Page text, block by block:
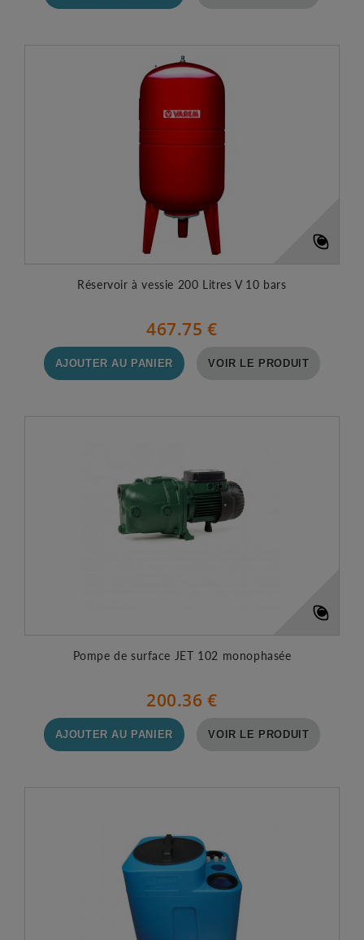
Réservoir à vessie 200 Litres V 10 bars
467.75 €
AJOUTER AU PANIER VOIR LE PRODUIT
Pompe de surface JET 102 monophasée
200.36 €
AJOUTER AU PANIER VOIR LE PRODUIT